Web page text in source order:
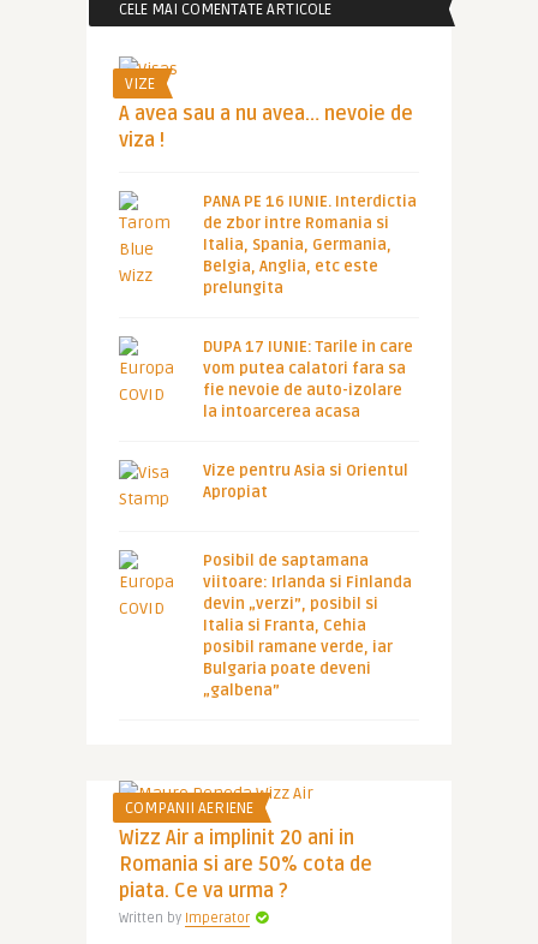
CELE MAI COMENTATE ARTICOLE
VIZE
A avea sau a nu avea… nevoie de
viza !
PANA PE 16 IUNIE. Interdictia
de zbor intre Romania si
Italia, Spania, Germania,
Belgia, Anglia, etc este
prelungita
DUPA 17 IUNIE: Tarile in care
vom putea calatori fara sa
fie nevoie de auto-izolare
la intoarcerea acasa
Vize pentru Asia si Orientul
Apropiat
Posibil de saptamana
viitoare: Irlanda si Finlanda
devin „verzi”, posibil si
Italia si Franta, Cehia
posibil ramane verde, iar
Bulgaria poate deveni
„galbena”
COMPANII AERIENE
Wizz Air a implinit 20 ani in
Romania si are 50% cota de
piata. Ce va urma ?
Written by Imperator